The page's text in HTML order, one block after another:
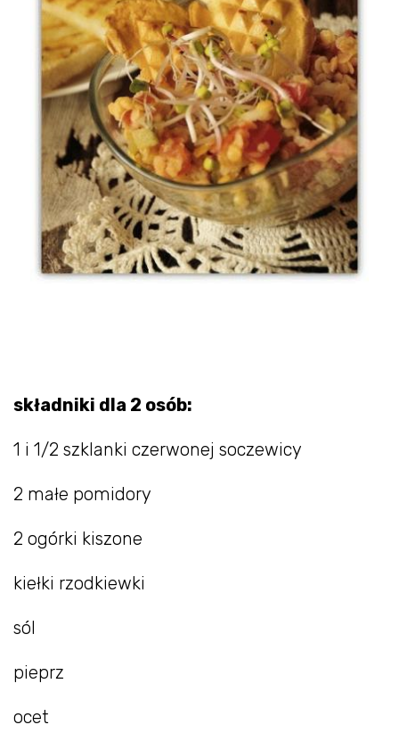
składniki dla 2 osób:
1 i 1/2 szklanki czerwonej soczewicy
2 małe pomidory
2 ogórki kiszone
kiełki rzodkiewki
sól
pieprz
ocet